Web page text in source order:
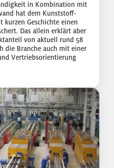
in Kombination mit
hat dem Kunststoff-
kurzen Geschichte einen
Das allein erklärt aber
von aktuell rund 58
die Branche auch mit einer
Vertriebsorientierung